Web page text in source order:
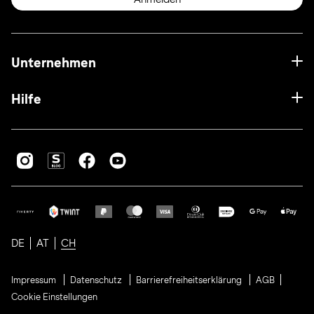
Unternehmen
Hilfe
DE AT CH
Impressum Datenschutz Barrierefreiheitserklärung
AGB
Cookie Einstellungen